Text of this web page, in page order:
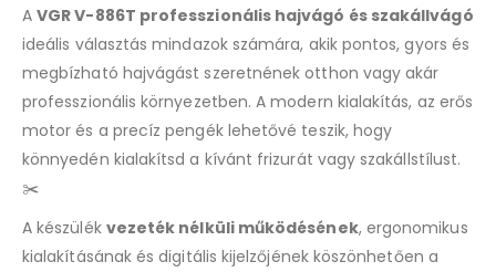
AVGR V-886T professzionális hajvágó és szakállvágó
ideális választás mindazok számára, akik pontos, gyors és
megbízható hajvágást szeretnének otthon vagy akár
professzionális környezetben. A modern kialakítás, az erős
motor és a precíz pengék lehetővé teszik, hogy
könnyedén kialakítsd a kívánt frizurát vagy szakállstílust.
✂️
A készülék vezeték nélküli működésének, ergonomikus
kialakításának és digitális kijelzőjének köszönhetően a